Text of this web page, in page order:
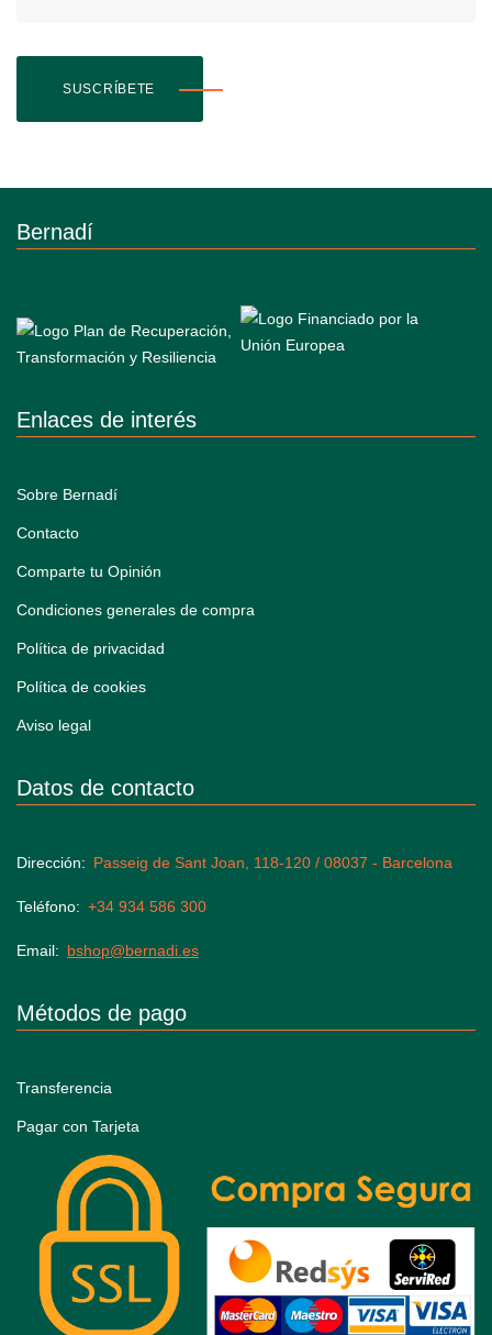
SUSCRÍBETE
Bernadí
Enlaces de interés
Sobre Bernadí
Contacto
Comparte tu Opinión
Condiciones generales de compra
Política de privacidad
Política de cookies
Aviso legal
Datos de contacto
Dirección Passeig de Sant Joan, 118-120 / 08037 - Barcelona
Teléfono +34 934 586 300
Email bshop@bernadi.es
Métodos de pago
Transferencia
Pagar con Tarjeta